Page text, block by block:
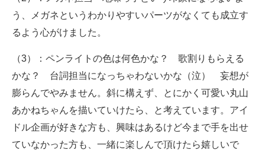
う、メガネというわかりやすいパーツがなくても成立す
るよう心がけました。
（3）：ペンライトの色は何色かな？ 歌割りもらえる
かな？ 台詞担当になっちゃわないかな（泣） 妄想が
膨らんでやみません。斜に構えず、とにかく可愛い丸山
あかねちゃんを描いていけたら、と考えています。アイ
ドル企画が好きな方も、興味はあるけど今まで手を出せ
ていなかった方も、一緒に楽しんで頂けたら嬉しいで